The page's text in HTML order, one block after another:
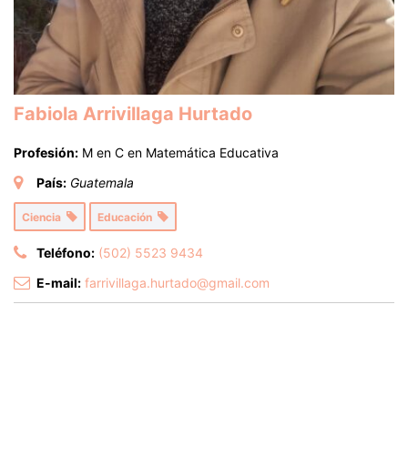
Fabiola Arrivillaga Hurtado
Profesión: M en C en Matemática Educativa
País: Guatemala
Ciencia Educación
Teléfono: (502) 5523 9434
E-mail: farrivillaga.hurtado@gmail.com